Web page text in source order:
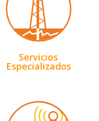
Servicios
Especializados